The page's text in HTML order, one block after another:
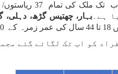
کے زیرانتظام علاقوں میں مجموعی طور پر
ہے۔ بہار، چھتیس گڑھ، دہلی،
پہلا ٹیکہ لگوا چکے ہیں۔